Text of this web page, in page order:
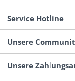
Service Hotline
Unsere
Unsere